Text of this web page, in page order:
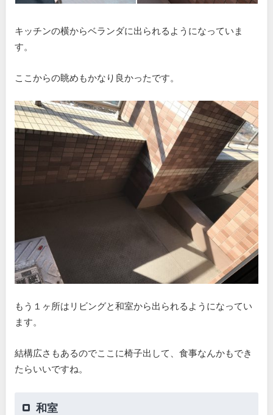
キッチンの横からベランダに出られるようになっていま
す。
ここからの眺めもかなり良かったです。
もう１ヶ所はリビングと和室から出られるようになってい
ます。
結構広さもあるのでここに椅子出して、食事なんかもでき
たらいいですね。
和室